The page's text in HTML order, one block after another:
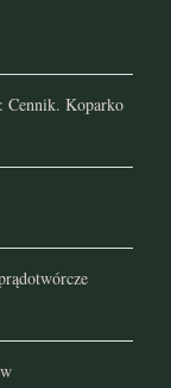
Cennik. Koparko